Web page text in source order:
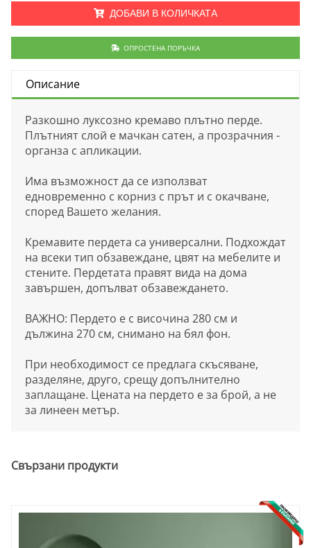
ДОБАВИ В КОЛИЧКАТА
ОПРОСТЕНА ПОРЪЧКА
Описание
Разкошно луксозно кремаво плътно перде.
Плътният слой е мачкан сатен, а прозрачния -
органза с апликации.
Има възможност да се използват
едновременно с корниз с прът и с окачване,
според Вашето желания.
Кремавите пердета са универсални. Подхождат
на всеки тип обзавеждане, цвят на мебелите и
стените. Пердетата правят вида на дома
завършен, допълват обзавеждането.
ВАЖНО: Пердето е с височина 280 см и
дължина 270 см, снимано на бял фон.
При необходимост се предлага скъсяване,
разделяне, друго, срещу допълнително
заплащане. Цената на пердето е за брой, а не
за линеен метър.
Свързани продукти